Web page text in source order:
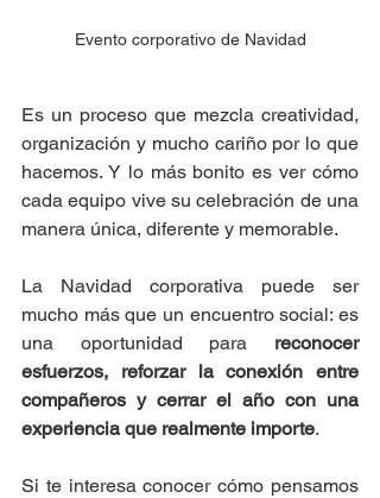
Evento corporativo de Navidad
Es un proceso que mezcla creatividad,
organización y mucho cariño por lo que
hacemos. Y lo más bonito es ver cómo
cada equipo vive su celebración de una
manera única, diferente y memorable.
La Navidad corporativa puede ser
mucho más que un encuentro social: es
una oportunidad para reconocer
esfuerzos, reforzar la conexión entre
compañeros y cerrar el año con una
experiencia que realmente importe.
Si te interesa conocer cómo pensamos